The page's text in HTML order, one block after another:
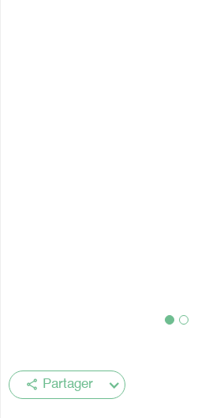
share Partager